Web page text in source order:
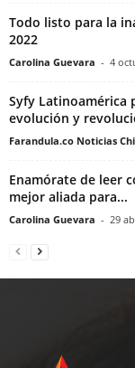
Todo listo para la
2022
Carolina Guevara - 4
Syfy Latinoamérica
evolución y
Farandula.co Noticias
Enamórate de leer
mejor aliada para...
Carolina Guevara - 29